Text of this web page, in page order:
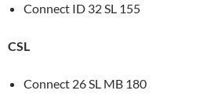
Connect ID 32 SL 155
CSL
Connect 26 SL MB 180